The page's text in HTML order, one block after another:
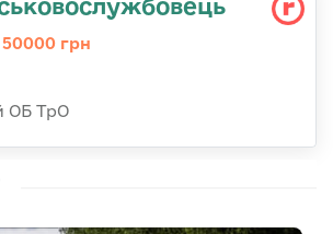
грн
ОБ ТрО